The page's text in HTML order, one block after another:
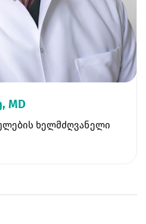
MD
ხელმძღვანელი